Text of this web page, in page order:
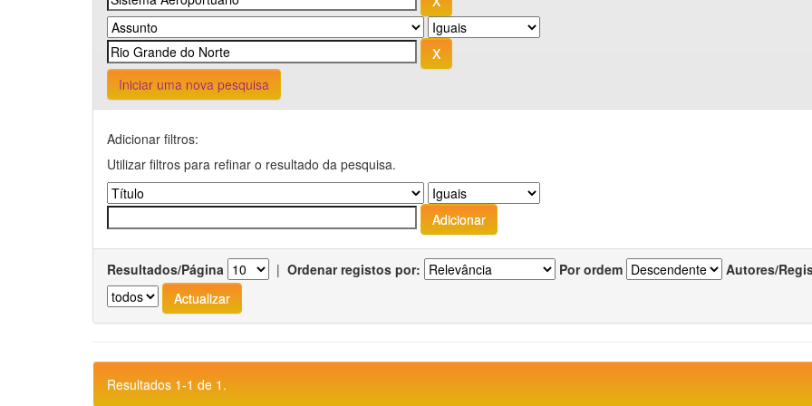
Iniciar uma nova pesquisa
Adicionar filtros:
Utilizar filtros para refinar o resultado da pesquisa.
Resultados/Página | Ordenar registos por: Por ordem Autores/
Resultados 1-1 de 1.